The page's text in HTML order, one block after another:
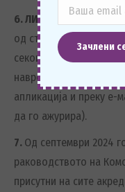
6. ЛИСТАТА
со
од страна на ИО на
секои измени сите
навремено известени
апликација и преку е-
да го ажурира).
7. Од септември 2024
раководството на
присутни на сите